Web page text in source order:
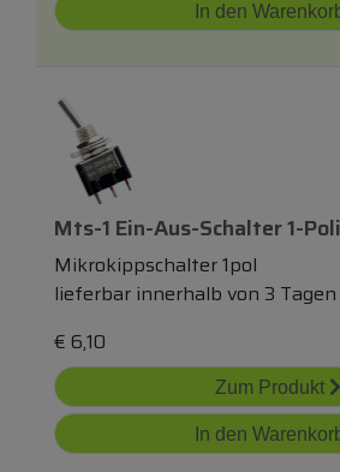
In den
Mts-1 Ein-Aus-Schalter 1-
Mikrokippschalter 1pol
lieferbar innerhalb von 3 Tagen
€ 6,10
Zum Produkt
In den